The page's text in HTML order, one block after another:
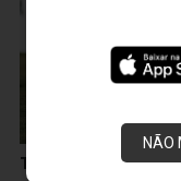
NÃO
Treinos